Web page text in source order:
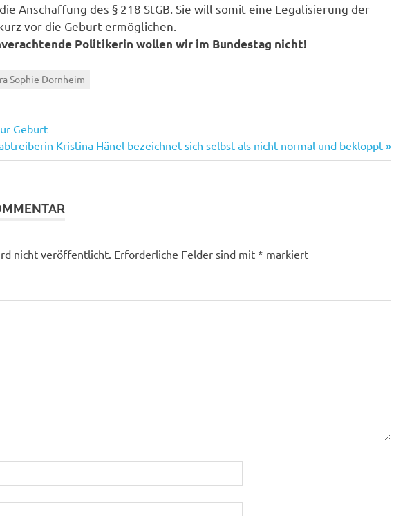
Anschaffung des § 218 StGB. Sie will somit eine Legalisierung der
vor die Geburt ermöglichen.
Politikerin wollen wir im Bundestag nicht!
Sophie Dornheim
Geburt
Kristina Hänel bezeichnet sich selbst als nicht normal und bekloppt
nicht veröffentlicht. Erforderliche Felder sind mit* markiert